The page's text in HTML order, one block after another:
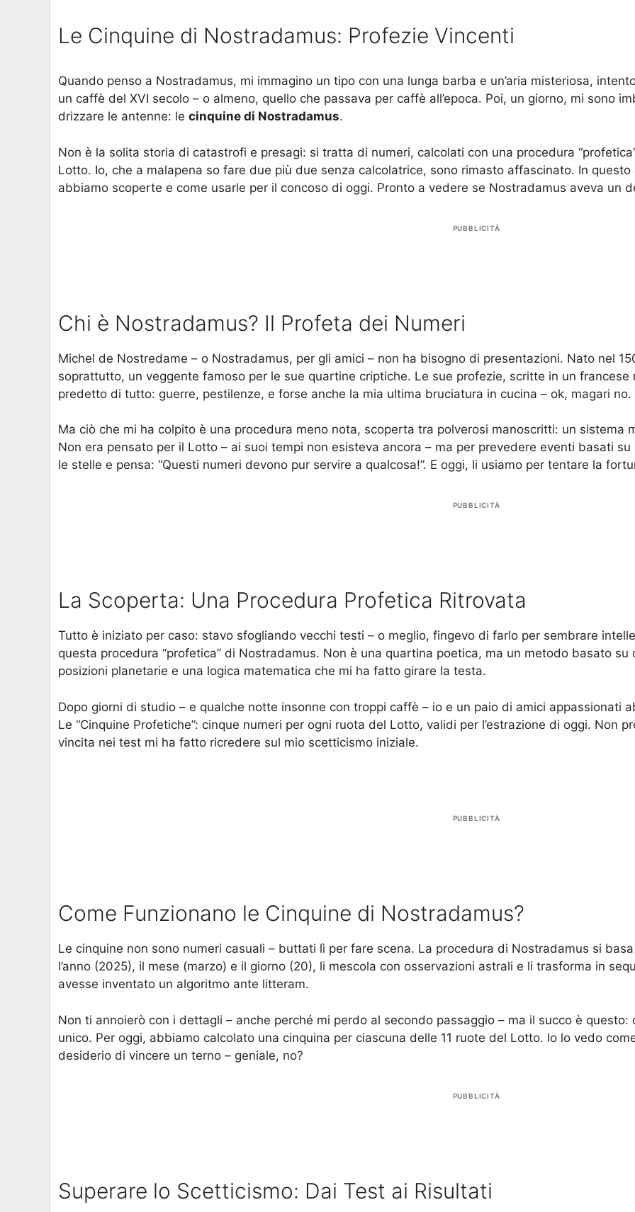
Le Cinquine di Nostradamus: Profezie Vincenti
Quando penso a Nostradamus, mi immagino un tipo con una lunga barba e un’aria misteriosa,
un caffè del XVI secolo – o almeno, quello che passava per caffè all’epoca. Poi, un giorno, mi sono
drizzare le antenne: le cinquine di Nostradamus.
Non è la solita storia di catastrofi e presagi: si tratta di numeri, calcolati con una procedura
Lotto. Io, che a malapena so fare due più due senza calcolatrice, sono rimasto affascinato. In
abbiamo scoperte e come usarle per il concoso di oggi. Pronto a vedere se Nostradamus aveva un
PUBBLICITÀ
Chi è Nostradamus? Il Profeta dei Numeri
Michel de Nostredame – o Nostradamus, per gli amici – non ha bisogno di presentazioni. Nato nel
soprattutto, un veggente famoso per le sue quartine criptiche. Le sue profezie, scritte in un
predetto di tutto: guerre, pestilenze, e forse anche la mia ultima bruciatura in cucina – ok, magari no.
Ma ciò che mi ha colpito è una procedura meno nota, scoperta tra polverosi manoscritti: un sistema
Non era pensato per il Lotto – ai suoi tempi non esisteva ancora – ma per prevedere eventi basati
le stelle e pensa: “Questi numeri devono pur servire a qualcosa!”. E oggi, li usiamo per tentare la
PUBBLICITÀ
La Scoperta: Una Procedura Profetica Ritrovata
Tutto è iniziato per caso: stavo sfogliando vecchi testi – o meglio, fingevo di farlo per sembrare
questa procedura “profetica” di Nostradamus. Non è una quartina poetica, ma un metodo basato
posizioni planetarie e una logica matematica che mi ha fatto girare la testa.
Dopo giorni di studio – e qualche notte insonne con troppi caffè – io e un paio di amici appassionati
Le “Cinquine Profetiche”: cinque numeri per ogni ruota del Lotto, validi per l’estrazione di oggi. Non
vincita nei test mi ha fatto ricredere sul mio scetticismo iniziale.
PUBBLICITÀ
Come Funzionano le Cinquine di Nostradamus?
Le cinquine non sono numeri casuali – buttati lì per fare scena. La procedura di Nostradamus si
l’anno (2025), il mese (marzo) e il giorno (20), li mescola con osservazioni astrali e li trasforma in
avesse inventato un algoritmo ante litteram.
Non ti annoierò con i dettagli – anche perché mi perdo al secondo passaggio – ma il succo è questo:
unico. Per oggi, abbiamo calcolato una cinquina per ciascuna delle 11 ruote del Lotto. Io lo vedo
desiderio di vincere un terno – geniale, no?
PUBBLICITÀ
Superare lo Scetticismo: Dai Test ai Risultati